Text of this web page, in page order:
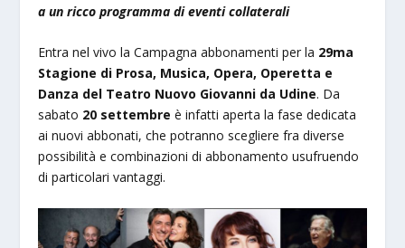
a un ricco programma di eventi collaterali
Entra nel vivo la Campagna abbonamenti per la 29ma
Stagione di Prosa, Musica, Opera, Operetta e
Danza del Teatro Nuovo Giovanni da Udine. Da
sabato 20 settembre è infatti aperta la fase dedicata
ai nuovi abbonati, che potranno scegliere fra diverse
possibilità e combinazioni di abbonamento usufruendo
di particolari vantaggi.